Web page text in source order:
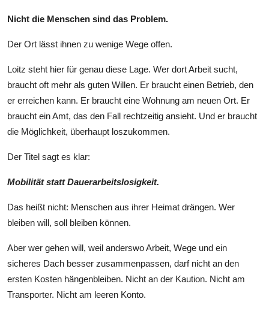
Nicht die Menschen sind das Problem.
Der Ort lässt ihnen zu wenige Wege offen.
Loitz steht hier für genau diese Lage. Wer dort Arbeit sucht,
braucht oft mehr als guten Willen. Er braucht einen Betrieb, den
er erreichen kann. Er braucht eine Wohnung am neuen Ort. Er
braucht ein Amt, das den Fall rechtzeitig ansieht. Und er braucht
die Möglichkeit, überhaupt loszukommen.
Der Titel sagt es klar:
Mobilität statt Dauerarbeitslosigkeit.
Das heißt nicht: Menschen aus ihrer Heimat drängen. Wer
bleiben will, soll bleiben können.
Aber wer gehen will, weil anderswo Arbeit, Wege und ein
sicheres Dach besser zusammenpassen, darf nicht an den
ersten Kosten hängenbleiben. Nicht an der Kaution. Nicht am
Transporter. Nicht am leeren Konto.